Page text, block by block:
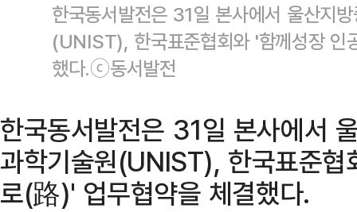
한국동서발전은 31일 본사에서 울산지
(UNIST), 한국표준협회와 '함께성장
했다.ⓒ동서발전
한국동서발전은 31일 본사에서
과학기술원(UNIST), 한국표준
로(路)' 업무협약을 체결했다.